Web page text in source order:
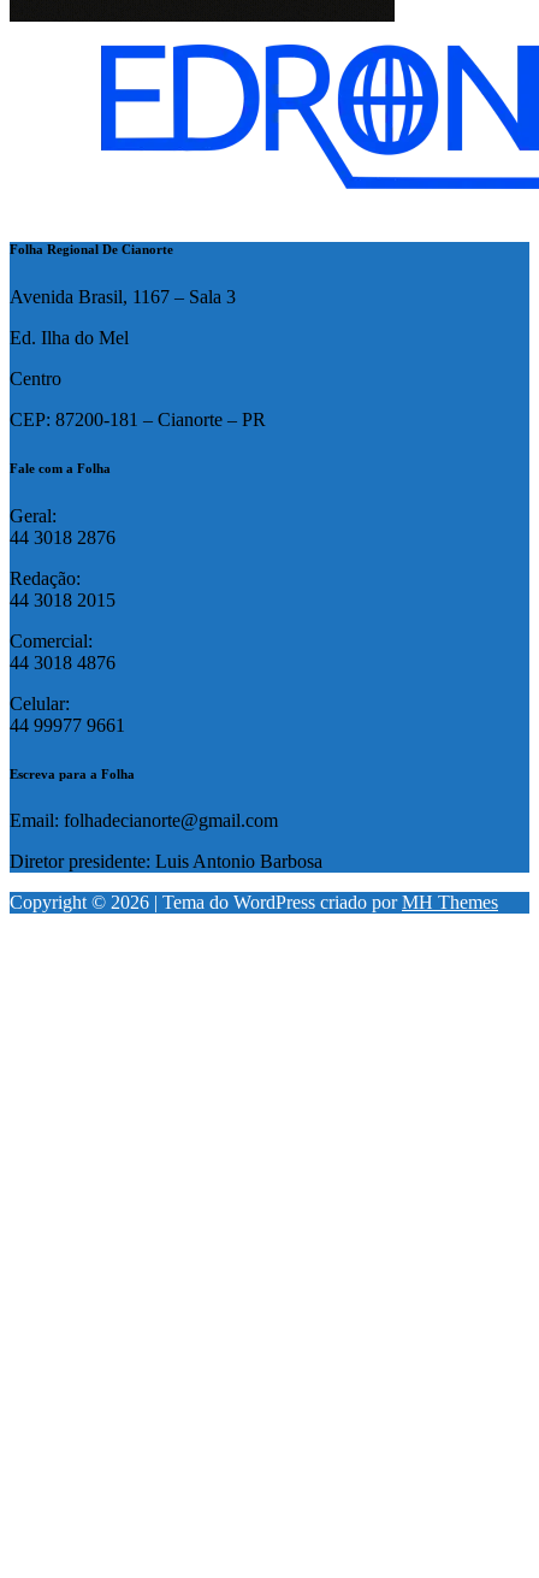
Folha Regional De Cianorte
Avenida Brasil, 1167 – Sala 3
Ed. Ilha do Mel
Centro
CEP: 87200-181 – Cianorte – PR
Fale com a Folha
Geral:
44 3018 2876
Redação:
44 3018 2015
Comercial:
44 3018 4876
Celular:
44 99977 9661
Escreva para a Folha
Email: folhadecianorte@gmail.com
Diretor presidente: Luis Antonio Barbosa
Copyright © 2026 | Tema do WordPress criado porMH Themes